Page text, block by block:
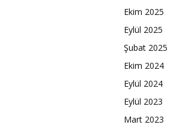
Ekim 2025
Eylül 2025
Şubat 2025
Ekim 2024
Eylül 2024
Eylül 2023
Mart 2023